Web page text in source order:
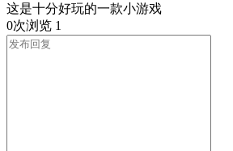
这是十分好玩的一款小游戏
0次浏览 1